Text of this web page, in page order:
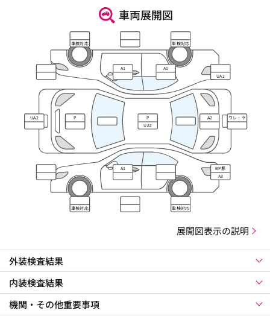
車両展開図
車検対応 車検対応
A1 A1
UA2
UA2 P P
UA1
A2 ワレ・ケ
ズレ
A1 BP悪
A3
車検対応 車検対応
展開図表示の説明
外装検査結果
内装検査結果
機関・その他重要事項